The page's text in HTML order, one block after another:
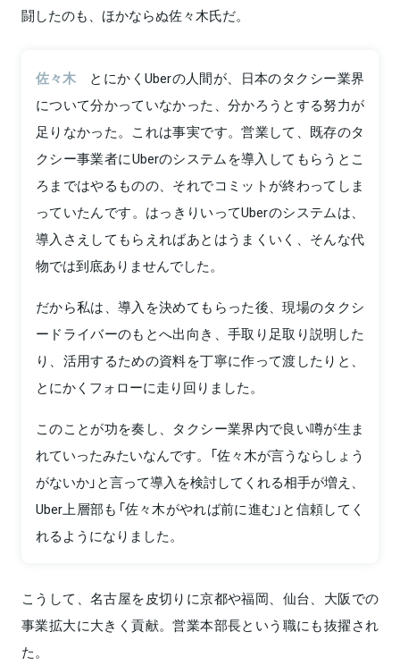
闘したのも、ほかならぬ佐々木氏だ。
佐々木
とにかくUberの人間が、日本のタクシー業界
について分かっていなかった、分かろうとする努力が
足りなかった。これは事実です。営業して、既存のタ
クシー事業者にUberのシステムを導入してもらうとこ
ろまではやるものの、それでコミットが終わってしま
っていたんです。はっきりいってUberのシステムは、
導入さえしてもらえればあとはうまくいく、そんな代
物では到底ありませんでした。
だから私は、導入を決めてもらった後、現場のタクシ
ードライバーのもとへ出向き、手取り足取り説明した
り、活用するための資料を丁寧に作って渡したりと、
とにかくフォローに走り回りました。
このことが功を奏し、タクシー業界内で良い噂が生ま
れていったみたいなんです。「佐々木が言うならしょう
がないか」と言って導入を検討してくれる相手が増え、
Uber上層部も「佐々木がやれば前に進む」と信頼してく
れるようになりました。
こうして、名古屋を皮切りに京都や福岡、仙台、大阪での
事業拡大に大きく貢献。営業本部長という職にも抜擢され
た。